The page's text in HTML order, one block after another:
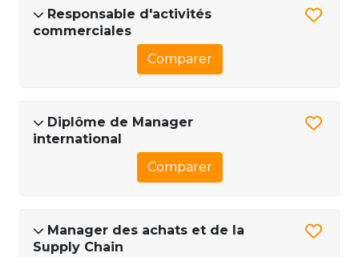
Responsable d'activités
commerciales
Comparer
Diplôme de Manager
international
Comparer
Manager des achats et de la
Supply Chain